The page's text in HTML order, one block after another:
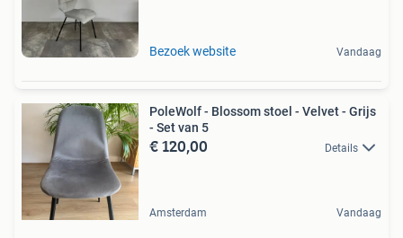
Bezoek website Vandaag
PoleWolf - Blossom stoel - Velvet - Grijs
- Set van 5
€ 120,00 Details
Amsterdam Vandaag